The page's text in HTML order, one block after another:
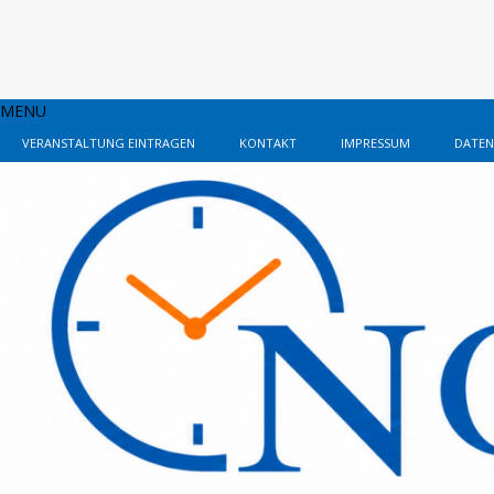
MENU
VERANSTALTUNG EINTRAGEN KONTAKT IMPRESSUM